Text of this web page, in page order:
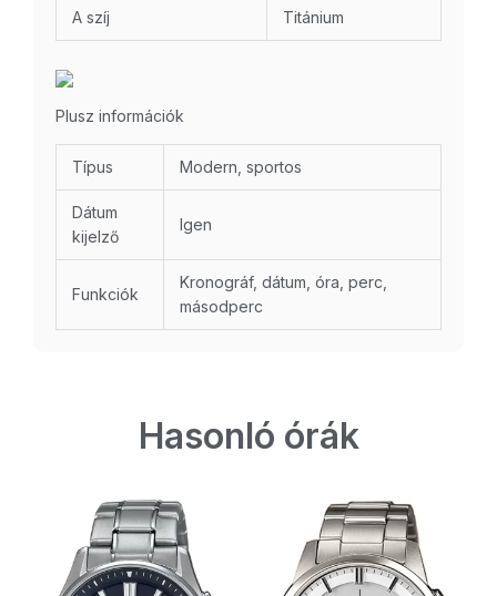
A szíj Titánium
Plusz információk
Típus Modern, sportos
Dátum
kijelző
Igen
Funkciók
Kronográf, dátum, óra, perc,
másodperc
Hasonló órák